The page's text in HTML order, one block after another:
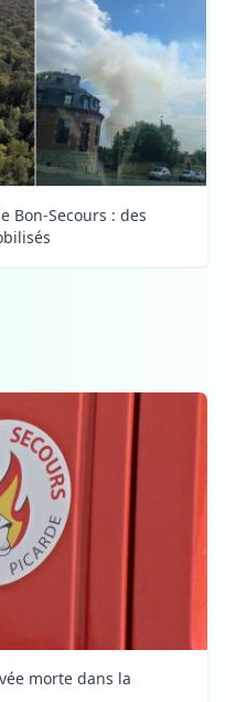
Bon-Secours : des
morte dans la